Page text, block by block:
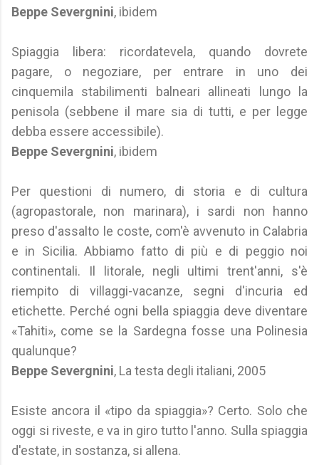
Beppe Severgnini, ibidem
Spiaggia libera: ricordatevela, quando dovrete
pagare, o negoziare, per entrare in uno dei
cinquemila stabilimenti balneari allineati lungo la
penisola (sebbene il mare sia di tutti, e per legge
debba essere accessibile).
Beppe Severgnini, ibidem
Per questioni di numero, di storia e di cultura
(agropastorale, non marinara), i sardi non hanno
preso d'assalto le coste, com'è avvenuto in Calabria
e in Sicilia. Abbiamo fatto di più e di peggio noi
continentali. Il litorale, negli ultimi trent'anni, s'è
riempito di villaggi-vacanze, segni d'incuria ed
etichette. Perché ogni bella spiaggia deve diventare
«Tahiti», come se la Sardegna fosse una Polinesia
qualunque?
Beppe Severgnini, La testa degli italiani, 2005
Esiste ancora il «tipo da spiaggia»? Certo. Solo che
oggi si riveste, e va in giro tutto l'anno. Sulla spiaggia
d'estate, in sostanza, si allena.